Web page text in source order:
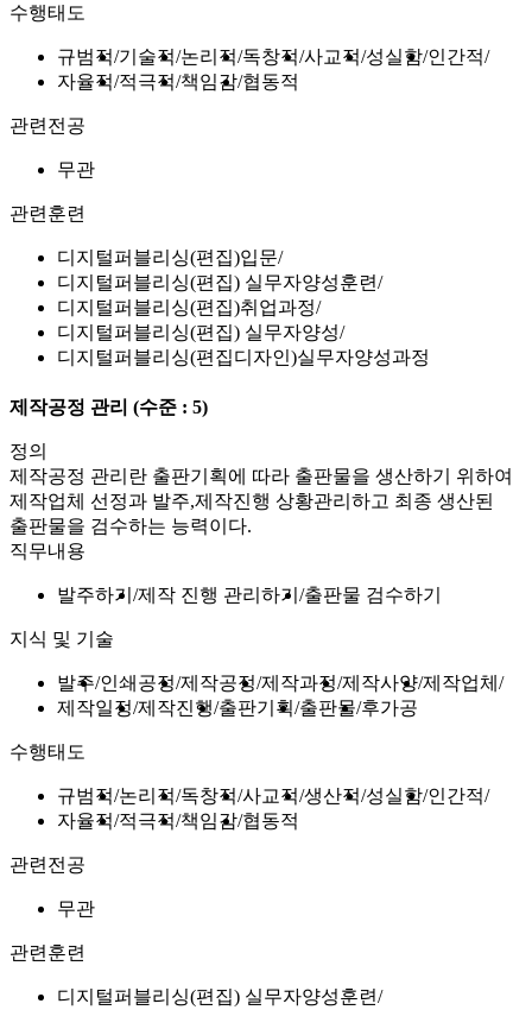
수행태도
규범적 기술적 논리적 독창적 사교적 성실함 인간적
자율적 적극적 책임감 협동적
관련전공
무관
관련훈련
디지털퍼블리싱(편집)입문
디지털퍼블리싱(편집) 실무자양성훈련
디지털퍼블리싱(편집)취업과정
디지털퍼블리싱(편집) 실무자양성
디지털퍼블리싱(편집디자인)실무자양성과정
제작공정 관리 (수준 : 5)
정의
제작공정 관리란 출판기획에 따라 출판물을 생산하기 위하여
제작업체 선정과 발주,제작진행 상황관리하고 최종 생산된
출판물을 검수하는 능력이다.
직무내용
발주하기 제작 진행 관리하기 출판물 검수하기
지식 및 기술
발주 인쇄공정 제작공정 제작과정 제작사양 제작업체
제작일정 제작진행 출판기획 출판물 후가공
수행태도
규범적 논리적 독창적 사교적 생산적 성실함 인간적
자율적 적극적 책임감 협동적
관련전공
무관
관련훈련
디지털퍼블리싱(편집) 실무자양성훈련